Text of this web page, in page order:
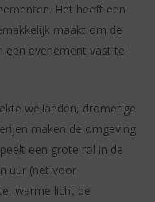
Het heeft een
maakt om de
een evenement vast te
weilanden, dromerige
maken de omgeving
een grote rol in de
uur (net voor
warme licht de